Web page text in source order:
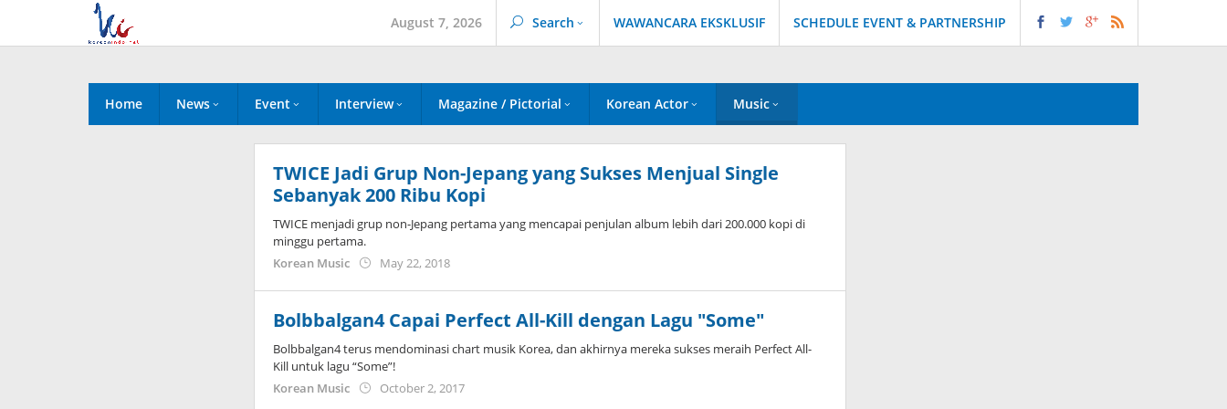
content
August 7, 2026 Search WAWANCARA EKSKLUSIF SCHEDULE EVENT & PARTNERSHIP
Home News Event Interview Magazine / Pictorial Korean Actor Music
TWICE Jadi Grup Non-Jepang yang Sukses Menjual Single
Sebanyak 200 Ribu Kopi
TWICE menjadi grup non-Jepang pertama yang mencapai penjulan album lebih dari 200.000 kopi di
minggu pertama.
Korean Music
May 22, 2018by
Bolbbalgan4 Capai Perfect All-Kill dengan Lagu "Some"
Bolbbalgan4 terus mendominasi chart musik Korea, dan akhirnya mereka sukses meraih Perfect All-
Kill untuk lagu “Some”!
Korean Music
October 2, 2017by